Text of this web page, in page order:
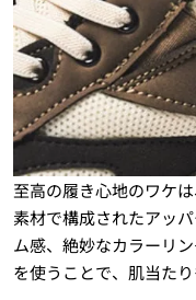
至高の履き心地のワケ
素材で構成されたアッ
ム感、絶妙なカラーリ
を使うことで、肌当た